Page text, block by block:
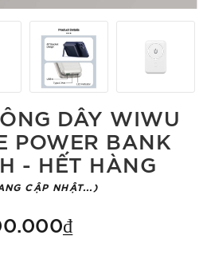
DÂY WIWU
POWER BANK
- HẾT HÀNG
CẬP NHẬT...)